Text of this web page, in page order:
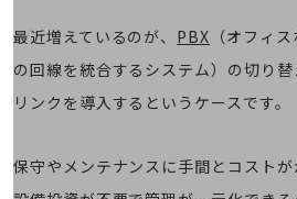
Web明細(ビリングステーション)
料金分析(ご利用料金管理サービス)
最近増えているのが、 PBX （オフィ
の回線を統合するシステム）の切り
リンクを導入するというケースです。
保守やメンテナンスに手間とコストが